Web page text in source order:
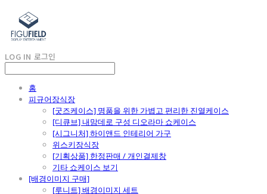
LOG IN 로그인
홈
피규어장식장
[굿즈케이스] 명품을 위한 가볍고 편리한 진열케이스
[디큐브] 내맘데로 구성 디오라마 쇼케이스
[시그니처] 하이앤드 인테리어 가구
위스키장식장
[기획상품] 한정판매 / 개인결제창
기타 쇼케이스 보기
[배경이미지 구매]
[루니트] 배경이미지 세트